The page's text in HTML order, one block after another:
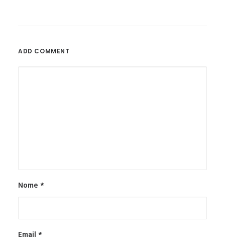
ADD COMMENT
Nome *
Email *